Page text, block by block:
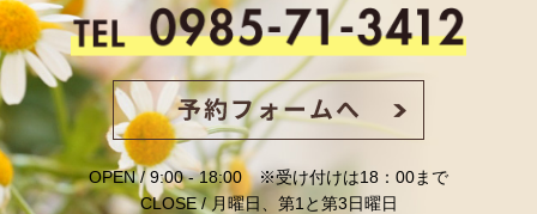
OPEN / 9:00 - 18:00※受け付けは18：00まで
CLOSE / 月曜日、第1と第3日曜日